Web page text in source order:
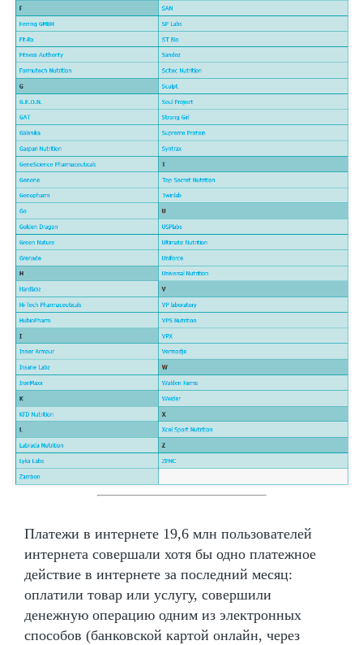
Платежи в интернете 19,6 млн пользователей
интернета совершали хотя бы одно платежное
действие в интернете за последний месяц:
оплатили товар или услугу, совершили
денежную операцию одним из электронных
способов (банковской картой онлайн, через